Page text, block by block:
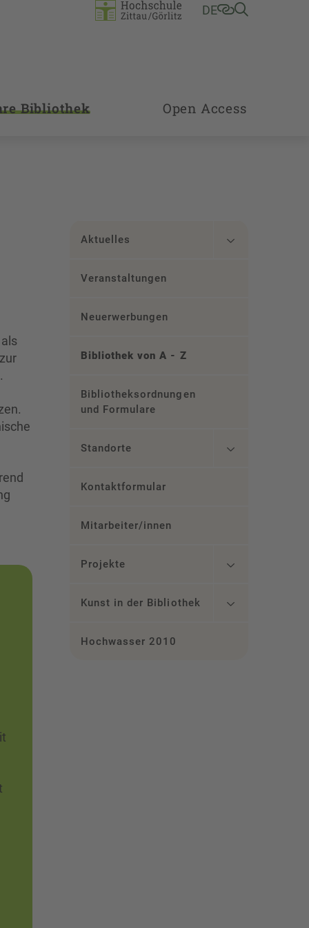
DE
Bibliothek Open Access
Aktuelles
Veranstaltungen
Neuerwerbungen
Bibliothek von A - Z
Bibliotheksordnungen
und Formulare
Standorte
Kontaktformular
Mitarbeiter/innen
Projekte
Kunst in der Bibliothek
Hochwasser 2010